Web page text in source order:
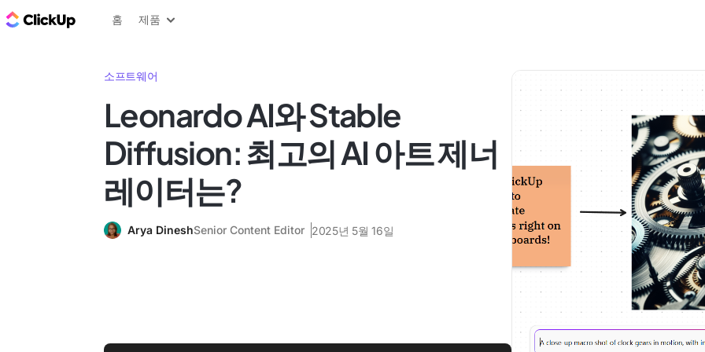
ClickUp 블로그
홈 제품
소프트웨어
Leonardo AI와 Stable
Diffusion: 최고의 AI 아트 제너
레이터는?
Arya DineshSenior Content Editor 2025년 5월 16일